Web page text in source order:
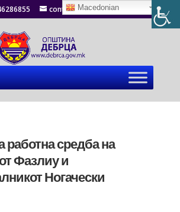
contact@debrca.gov.mk
работна средба на
Фазлиу и
Ногачески
Macedonian